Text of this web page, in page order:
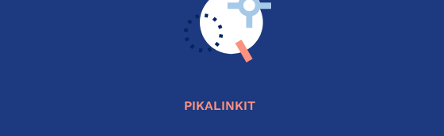
PIKALINKIT